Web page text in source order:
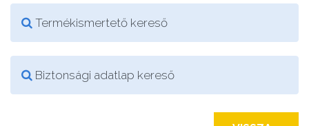
Termékismertető kereső
Biztonsági adatlap kereső